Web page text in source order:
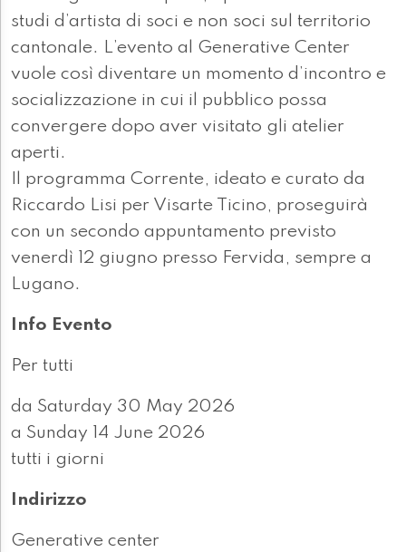
studi d’artista di soci e non soci sul territorio
cantonale. L’evento al Generative Center
vuole così diventare un momento d’incontro e
socializzazione in cui il pubblico possa
convergere dopo aver visitato gli atelier
aperti.
Il programma Corrente, ideato e curato da
Riccardo Lisi per Visarte Ticino, proseguirà
con un secondo appuntamento previsto
venerdì 12 giugno presso Fervida, sempre a
Lugano.
Info Evento
Per tutti
da Saturday 30 May 2026
a Sunday 14 June 2026
tutti i giorni
Indirizzo
Generative center